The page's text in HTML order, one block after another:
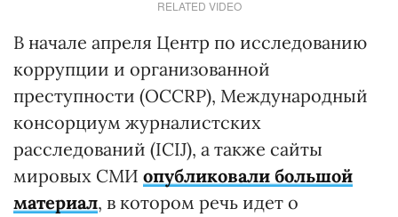
RELATED VIDEO
В начале апреля Центр по исследованию
коррупции и организованной
преступности (OCCRP), Международный
консорциум журналистских
расследований (ICIJ), а также сайты
мировых СМИ опубликовали большой
материал, в котором речь идет о